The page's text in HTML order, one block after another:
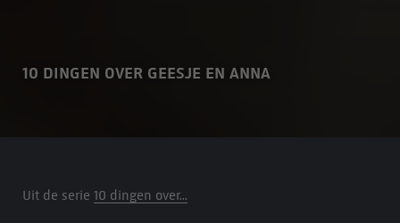
10 DINGEN OVER GEESJE EN ANNA
Uit de serie 10 dingen over...